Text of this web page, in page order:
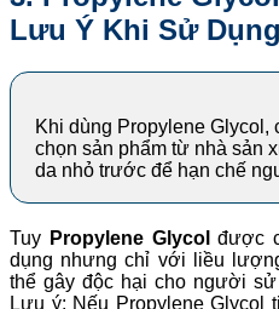
Lưu Ý Khi Sử
Khi dùng Propylene Glycol,
chọn sản phẩm từ nhà sản
da nhỏ trước để hạn chế
Tuy Propylene Glycol được
dụng nhưng chỉ với liều
thể gây độc hại cho người
Lưu ý: Nếu Propylene Glycol